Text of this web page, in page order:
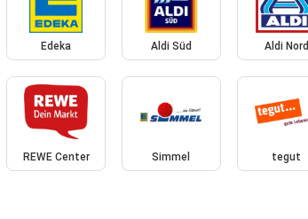
Edeka Aldi Süd Aldi Nord
REWE Center Simmel tegut